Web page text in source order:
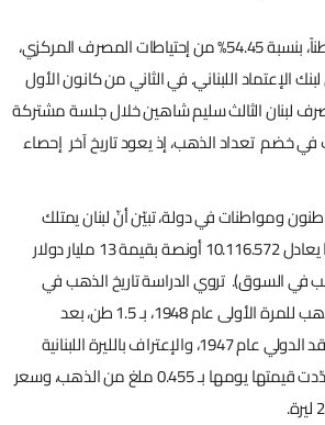
يبلغ إحتياط لبنان 286.83 طناً، بنسبة 54.45% من إحتياطات المصرف المركزي،
الإعتماد اللبناني. في الثاني من كانون الأول
مصرف لبنان الثالث سليم شاهين خلال جلسة مشتركة
في خضم تعداد الذهب، إذ يعود تاريخ آخر إحصاء
ومواطنات في دولة، تبيّن أنّ لبنان يمتلك
286.6 طناً من الذهب، ما يعادل 10.116.572 أونصة بقيمة 13 مليار دولار
في السوق). تروي الدراسة تاريخ الذهب في
لبنان. بدأ لبنان بإمتلاك الذهب للمرة الأولى عام 1948، بـ 1.5 طن، بعد
إنضمامه إلى صندوق النقد الدولي عام 1947، والإعتراف بالليرة اللبنانية
كعملة مستقلّة، وقد حُدّدت قيمتها يومها بـ 0.455 ملغ من الذهب، وسعر